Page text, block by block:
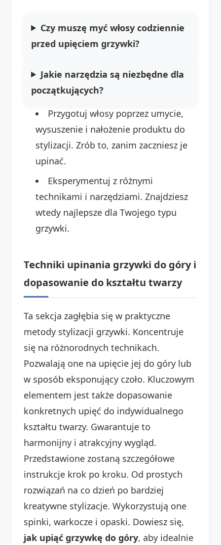
Czy muszę myć włosy codziennie
przed upięciem grzywki?
Jakie narzędzia są niezbędne dla
początkujących?
Przygotuj włosy poprzez umycie,
wysuszenie i nałożenie produktu do
stylizacji. Zrób to, zanim zaczniesz je
upinać.
Eksperymentuj z różnymi
technikami i narzędziami. Znajdziesz
wtedy najlepsze dla Twojego typu
grzywki.
Techniki upinania grzywki do góry i
dopasowanie do kształtu twarzy
Ta sekcja zagłębia się w praktyczne
metody stylizacji grzywki. Koncentruje
się na różnorodnych technikach.
Pozwalają one na upięcie jej do góry lub
w sposób eksponujący czoło. Kluczowym
elementem jest także dopasowanie
konkretnych upięć do indywidualnego
kształtu twarzy. Gwarantuje to
harmonijny i atrakcyjny wygląd.
Przedstawione zostaną szczegółowe
instrukcje krok po kroku. Od prostych
rozwiązań na co dzień po bardziej
kreatywne stylizacje. Wykorzystują one
spinki, warkocze i opaski. Dowiesz się,
jak upiąć grzywkę do góry, aby idealnie